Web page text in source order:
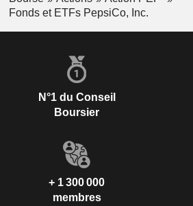
Fonds et ETFs PepsiCo, Inc.
N°1 du Conseil
Boursier
+ 1 300 000
membres